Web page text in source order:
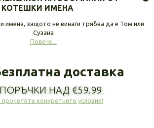
КОТЕШКИ ИМЕНА
имена, защото не винаги трябва да е Том или
Сузана
Повече...
доставка
НАД €59.99
конкретните условия!